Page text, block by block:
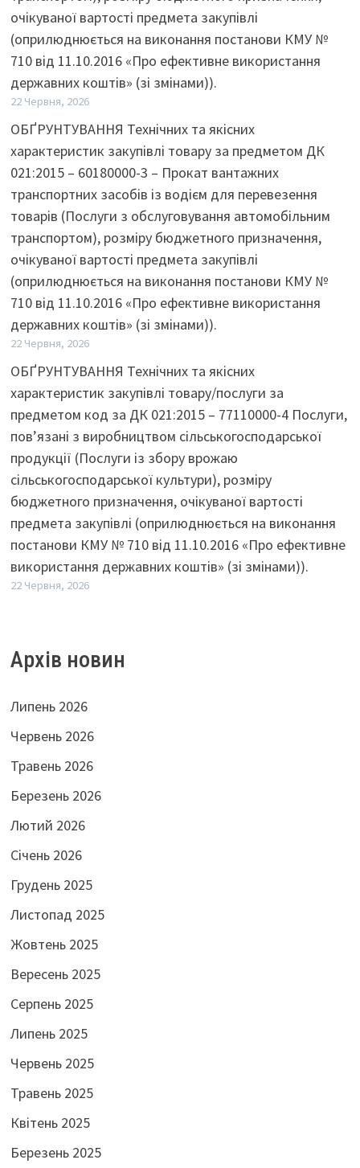
очікуваної вартості предмета закупівлі
(оприлюднюється на виконання постанови КМУ №
710 від 11.10.2016 «Про ефективне використання
державних коштів» (зі змінами)).
22 Червня, 2026
ОБҐРУНТУВАННЯ Технічних та якісних
характеристик закупівлі товару за предметом ДК
021:2015 – 60180000-3 – Прокат вантажних
транспортних засобів із водієм для перевезення
товарів (Послуги з обслуговування автомобільним
транспортом), розміру бюджетного призначення,
очікуваної вартості предмета закупівлі
(оприлюднюється на виконання постанови КМУ №
710 від 11.10.2016 «Про ефективне використання
державних коштів» (зі змінами)).
22 Червня, 2026
ОБҐРУНТУВАННЯ Технічних та якісних
характеристик закупівлі товару/послуги за
предметом код за ДК 021:2015 – 77110000-4 Послуги,
пов’язані з виробництвом сільськогосподарської
продукції (Послуги із збору врожаю
сільськогосподарської культури), розміру
бюджетного призначення, очікуваної вартості
предмета закупівлі (оприлюднюється на виконання
постанови КМУ № 710 від 11.10.2016 «Про ефективне
використання державних коштів» (зі змінами)).
22 Червня, 2026
Архів новин
Липень 2026
Червень 2026
Травень 2026
Березень 2026
Лютий 2026
Січень 2026
Грудень 2025
Листопад 2025
Жовтень 2025
Вересень 2025
Серпень 2025
Липень 2025
Червень 2025
Травень 2025
Квітень 2025
Березень 2025